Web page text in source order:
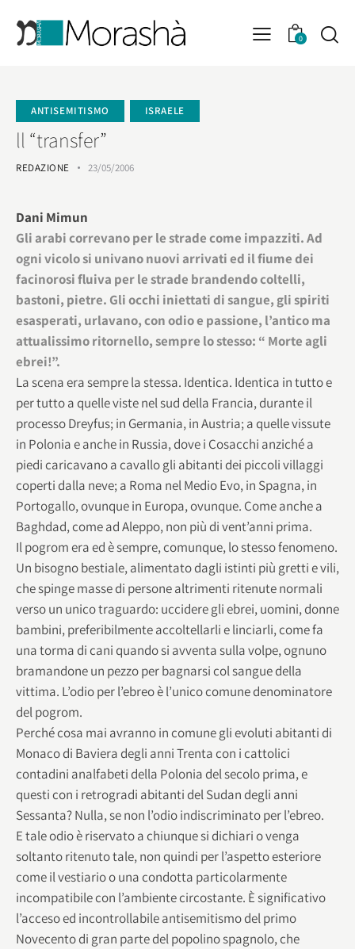
0
ANTISEMITISMO ISRAELE
ll “transfer”
REDAZIONE 23/05/2006
Dani Mimun
Gli arabi correvano per le strade come impazziti. Ad
ogni vicolo si univano nuovi arrivati ed il fiume dei
facinorosi fluiva per le strade brandendo coltelli,
bastoni, pietre. Gli occhi iniettati di sangue, gli spiriti
esasperati, urlavano, con odio e passione, l’antico ma
attualissimo ritornello, sempre lo stesso: “ Morte agli
ebrei!”.
La scena era sempre la stessa. Identica. Identica in tutto e
per tutto a quelle viste nel sud della Francia, durante il
processo Dreyfus; in Germania, in Austria; a quelle vissute
in Polonia e anche in Russia, dove i Cosacchi anziché a
piedi caricavano a cavallo gli abitanti dei piccoli villaggi
coperti dalla neve; a Roma nel Medio Evo, in Spagna, in
Portogallo, ovunque in Europa, ovunque. Come anche a
Baghdad, come ad Aleppo, non più di vent’anni prima.
Il pogrom era ed è sempre, comunque, lo stesso fenomeno.
Un bisogno bestiale, alimentato dagli istinti più gretti e vili,
che spinge masse di persone altrimenti ritenute normali
verso un unico traguardo: uccidere gli ebrei, uomini, donne
bambini, preferibilmente accoltellarli e linciarli, come fa
una torma di cani quando si avventa sulla volpe, ognuno
bramandone un pezzo per bagnarsi col sangue della
vittima. L’odio per l’ebreo è l’unico comune denominatore
del pogrom.
Perché cosa mai avranno in comune gli evoluti abitanti di
Monaco di Baviera degli anni Trenta con i cattolici
contadini analfabeti della Polonia del secolo prima, e
questi con i retrogradi abitanti del Sudan degli anni
Sessanta? Nulla, se non l’odio indiscriminato per l’ebreo.
E tale odio è riservato a chiunque si dichiari o venga
soltanto ritenuto tale, non quindi per l’aspetto esteriore
come il vestiario o una condotta particolarmente
incompatibile con l’ambiente circostante. È significativo
l’acceso ed incontrollabile antisemitismo del primo
Novecento di gran parte del popolino spagnolo, che